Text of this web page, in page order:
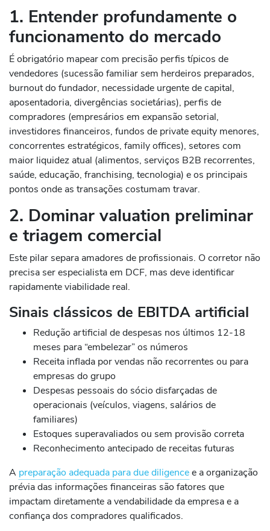
1. Entender profundamente o
funcionamento do mercado
É obrigatório mapear com precisão perfis típicos de
vendedores (sucessão familiar sem herdeiros preparados,
burnout do fundador, necessidade urgente de capital,
aposentadoria, divergências societárias), perfis de
compradores (empresários em expansão setorial,
investidores financeiros, fundos de private equity menores,
concorrentes estratégicos, family offices), setores com
maior liquidez atual (alimentos, serviços B2B recorrentes,
saúde, educação, franchising, tecnologia) e os principais
pontos onde as transações costumam travar.
2. Dominar valuation preliminar
e triagem comercial
Este pilar separa amadores de profissionais. O corretor não
precisa ser especialista em DCF, mas deve identificar
rapidamente viabilidade real.
Sinais clássicos de EBITDA artificial
Redução artificial de despesas nos últimos 12-18
meses para “embelezar” os números
Receita inflada por vendas não recorrentes ou para
empresas do grupo
Despesas pessoais do sócio disfarçadas de
operacionais (veículos, viagens, salários de
familiares)
Estoques superavaliados ou sem provisão correta
Reconhecimento antecipado de receitas futuras
A preparação adequada para due diligencee a organização
prévia das informações financeiras são fatores que
impactam diretamente a vendabilidade da empresa e a
confiança dos compradores qualificados.